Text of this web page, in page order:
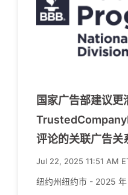
国家广告部建议更
评论的关联广告关
Jul 22, 2025 11:51 AM
纽约州纽约市 - 2025 年